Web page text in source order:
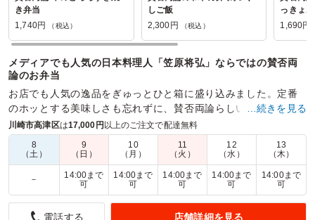
き弁当
1,740円
（税込）
しご飯
2,300円
（税込）
っきょ
1,690円
メディアでも人気の日本料理人「笠原将弘」ならではの賛否両
論のお弁当
お店でも人気の逸品をぎゅっとひと箱に盛り込みました。定番
のホッとする美味しさも忘れずに、賛否両論らしい遊び心を散
りばめた、懐かしいけど新しい 笠原流の特製弁当です。
商品数： 締切日時： 1日前09:00 価格帯：
1,620円～9,800円
配達時間：
10:00～14:00
評判良し
5.0
…続きを見る
川崎市高津区は17,000円以上のご注文で配達無料
8
（土）
9
（日）
10
（月）
11
（火）
12
（水）
13
（木）
－
14:00まで
可
14:00まで
可
14:00まで
可
14:00まで
可
14:00まで
可
電話する 店舗詳細を見る